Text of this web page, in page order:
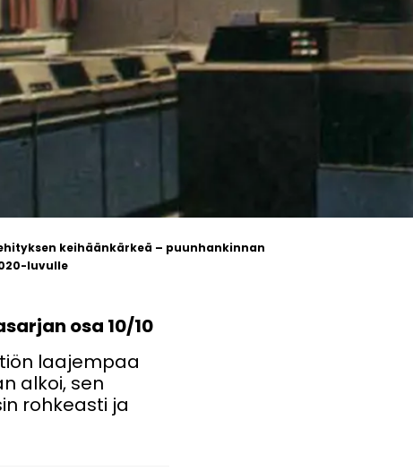
keihäänkärkeä – puunhankinnan
luvulle
osa 10/10
laajempaa
alkoi, sen
rohkeasti ja